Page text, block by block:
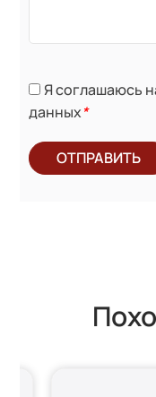
Я соглашаюсь
данных*
ОТПРАВИТЬ